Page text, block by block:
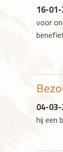
16-
voor
04-
hij een